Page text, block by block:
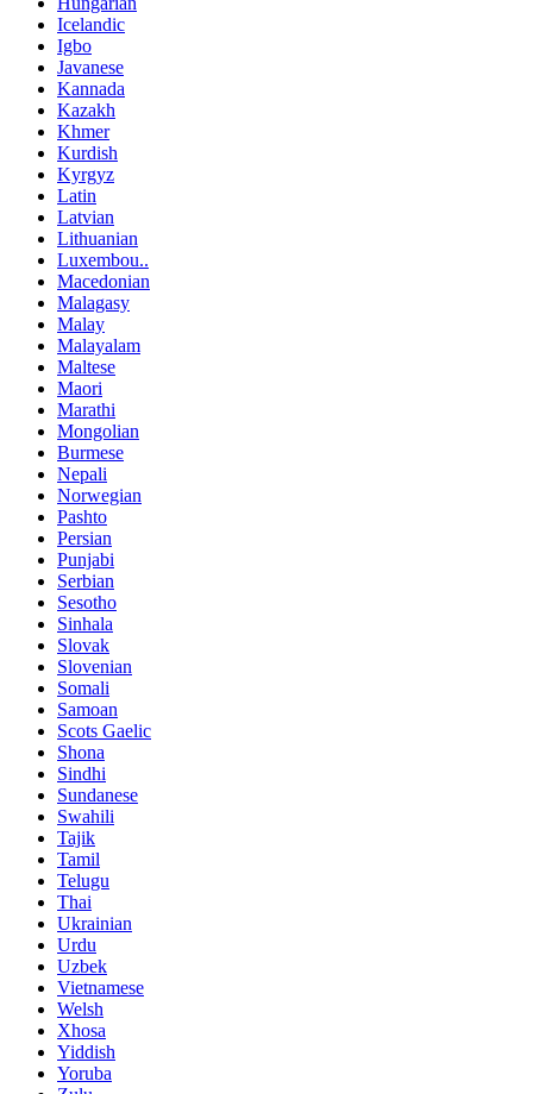
Icelandic
Igbo
Javanese
Kannada
Kazakh
Khmer
Kurdish
Kyrgyz
Latin
Latvian
Lithuanian
Luxembou..
Macedonian
Malagasy
Malay
Malayalam
Maltese
Maori
Marathi
Mongolian
Burmese
Nepali
Norwegian
Pashto
Persian
Punjabi
Serbian
Sesotho
Sinhala
Slovak
Slovenian
Somali
Samoan
Scots Gaelic
Shona
Sindhi
Sundanese
Swahili
Tajik
Tamil
Telugu
Thai
Ukrainian
Urdu
Uzbek
Vietnamese
Welsh
Xhosa
Yiddish
Yoruba